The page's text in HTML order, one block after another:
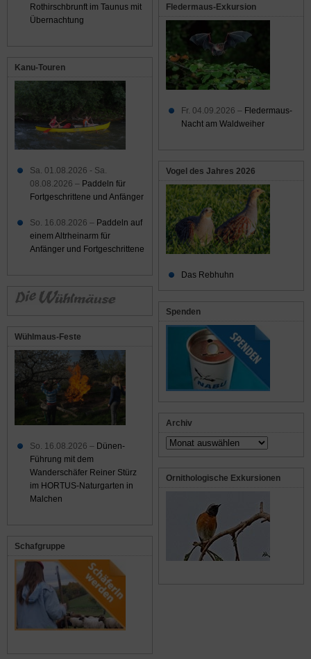
Fledermaus-Exkursion
Fr. 04.09.2026 – Fledermaus-
Nacht am Waldweiher
Vogel des Jahres 2026
Das Rebhuhn
Spenden
Archiv
Archiv
Ornithologische Exkursionen
Rothirschbrunft im Taunus mit
Übernachtung
Kanu-Touren
Sa. 01.08.2026 - Sa.
08.08.2026 – Paddeln für
Fortgeschrittene und Anfänger
So. 16.08.2026 – Paddeln auf
einem Altrheinarm für
Anfänger und Fortgeschrittene
Wühlmaus-Feste
So. 16.08.2026 – Dünen-
Führung mit dem
Wanderschäfer Reiner Stürz
im HORTUS-Naturgarten in
Malchen
Schafgruppe